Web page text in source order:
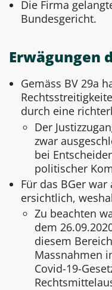
Die Firma
Bundesgericht.
Erwägungen
Gemäss BV 29a
durch eine
Der
zwar
bei
politischer
Für das BGer
ersichtlich,
Zu beachten
dem
diesem
Massnahmen
Covid-19-